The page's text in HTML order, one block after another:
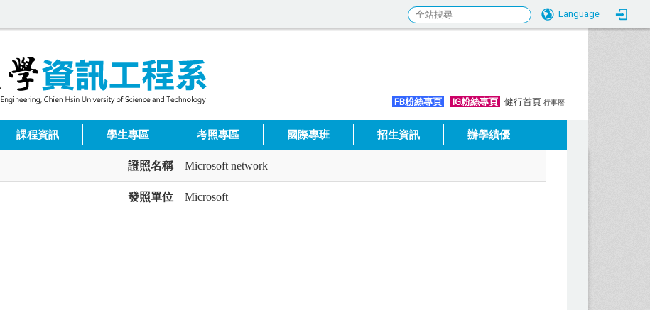
Language
FB粉絲專頁 IG粉絲專頁 健行首頁 行事曆
課程資訊 學生專區 考照專區 國際專班 招生資訊 辦學績優
證照名稱 Microsoft network
發照單位 Microsoft